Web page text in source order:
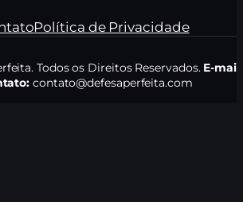
Política de Privacidade
Todos os Direitos Reservados. E-mail
contato@defesaperfeita.com